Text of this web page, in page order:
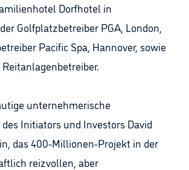
Dorfhotel in
Golfplatzbetreiber PGA, London,
Pacific Spa, Hannover, sowie
unternehmerische
Initiators und Investors David
das 400-Millionen-Projekt in der
reizvollen, aber